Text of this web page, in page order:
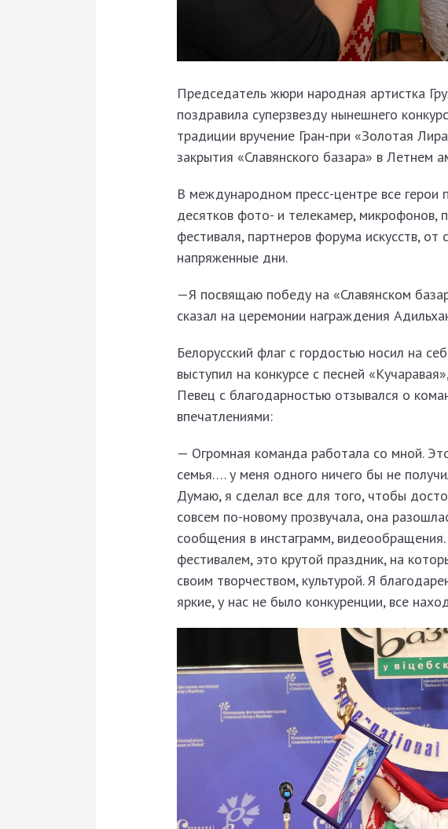
Председатель жюри народная артистка
поздравила суперзвезду нынешнего
традиции вручение Гран-при «Золотая
закрытия «Славянского базара» в Летнем
В международном пресс-центре все
десятков фото- и телекамер, микрофонов,
фестиваля, партнеров форума искусств,
напряженные дни.
—Я посвящаю победу на «Славянском
сказал на церемонии награждения
Белорусский флаг с гордостью носил на
выступил на конкурсе с песней
Певец с благодарностью отзывался о
впечатлениями:
— Огромная команда работала со мной.
семья…. у меня одного ничего бы не
Думаю, я сделал все для того, чтобы
совсем по-новому прозвучала, она
сообщения в инстаграмм,
фестивалем, это крутой праздник, на
своим творчеством, культурой. Я
яркие, у нас не было конкуренции, все